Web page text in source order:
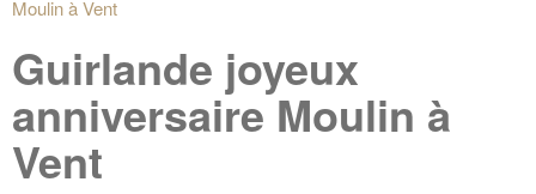
Moulin à Vent
Guirlande joyeux
anniversaire Moulin à
Vent